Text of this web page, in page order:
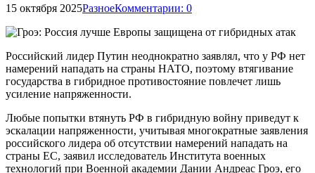
15 октября 2025РазноеКомментарии: 0
Российский лидер Путин неоднократно заявлял, что у РФ нет
намерений нападать на страны НАТО, поэтому втягивание
государства в гибридное противостояние повлечет лишь
усиление напряженности.
Любые попытки втянуть РФ в гибридную войну приведут к
эскалации напряженности, учитывая многократные заявления
российского лидера об отсутствии намерений нападать на
страны ЕС, заявил исследователь Института военных
технологий при Военной академии Дании Андреас Гроэ, его